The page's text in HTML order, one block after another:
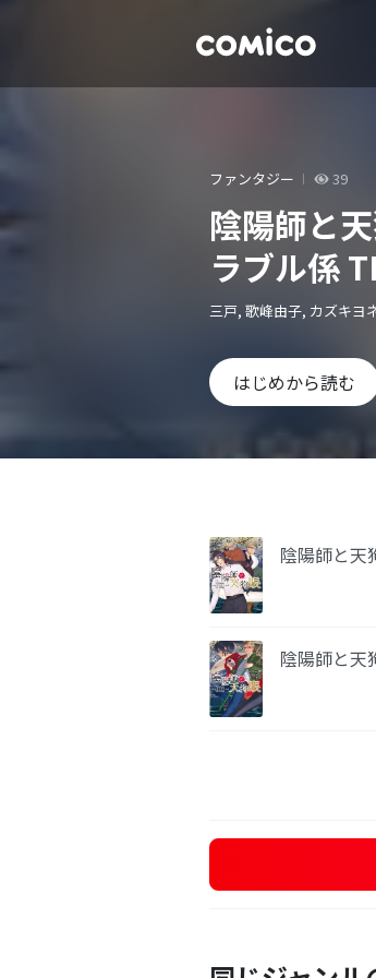
ファンタジー 39
陰陽師と
ラブル係
三戸, 歌峰由子, カズキヨ
はじめから読む
陰陽師と天
陰陽師と天